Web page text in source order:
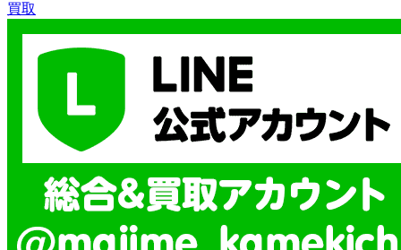
買取